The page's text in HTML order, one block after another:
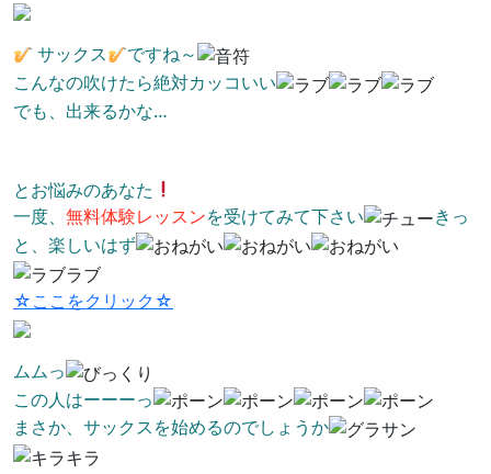
サックス
ですね～
こんなの吹けたら絶対カッコいい
でも、出来るかな…
とお悩みのあなた
一度、 無料体験レッスンを受けてみて下さい
きっ
と、楽しいはず
☆ここをクリック☆
ムムっ
この人はーーーっ
まさか、サックスを始めるのでしょうか